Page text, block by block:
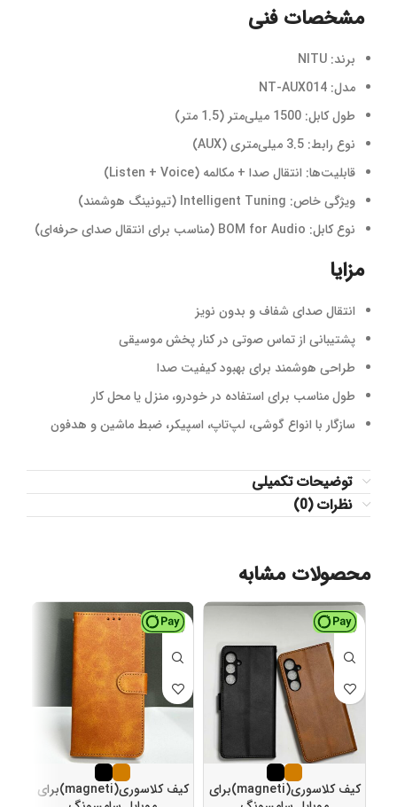
مشخصات فنی
برند: NITU
مدل: NT-AUX014
طول کابل: 1500 میلی‌متر (1.5 متر)
نوع رابط: 3.5 میلی‌متری (AUX)
قابلیت‌ها: انتقال صدا + مکالمه (Listen + Voice)
ویژگی خاص: Intelligent Tuning (تیونینگ هوشمند)
نوع کابل: BOM for Audio (مناسب برای انتقال صدای حرفه‌ای)
مزایا
انتقال صدای شفاف و بدون نویز
پشتیبانی از تماس صوتی در کنار پخش موسیقی
طراحی هوشمند برای بهبود کیفیت صدا
طول مناسب برای استفاده در خودرو، منزل یا محل کار
سازگار با انواع گوشی، لپ‌تاپ، اسپیکر، ضبط ماشین و هدفون
توضیحات تکمیلی
نظرات (0)
محصولات مشابه
کیف کلاسوری(magneti)برای
کیف کلاسوری(magneti)برای